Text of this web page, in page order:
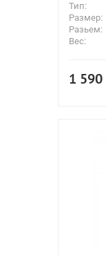
Тип:
Размер:
Разьем:
Вес:
1 590